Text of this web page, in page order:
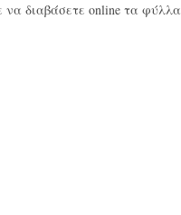
να διαβάσετε online τα